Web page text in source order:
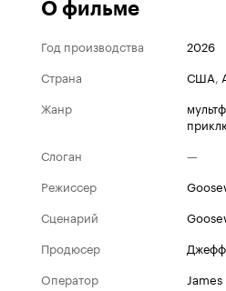
О фильме
Год производства
2026
Страна
США,
Жанр
Слоган
—
Режиссер
Сценарий
Продюсер
Оператор